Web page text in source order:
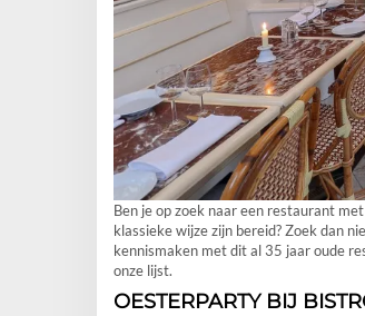
Ben je op zoek naar een restaurant
klassieke wijze zijn bereid? Zoek dan
kennismaken met dit al 35 jaar oude
onze lijst.
OESTERPARTY BIJ